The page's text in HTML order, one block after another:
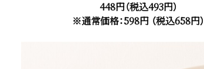
448円（税込493円）
※通常価格：598円 （税込658円）